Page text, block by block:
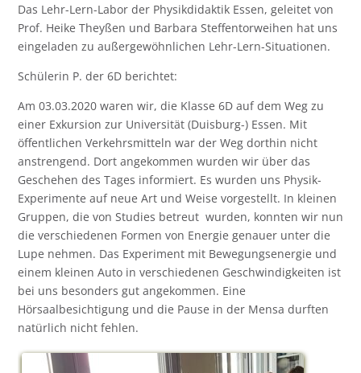
Das Lehr-Lern-Labor der Physikdidaktik Essen, geleitet von
Prof. Heike Theyßen und Barbara Steffentorweihen hat uns
eingeladen zu außergewöhnlichen Lehr-Lern-Situationen.
Schülerin P. der 6D berichtet:
Am 03.03.2020 waren wir, die Klasse 6D auf dem Weg zu
einer Exkursion zur Universität (Duisburg-) Essen. Mit
öffentlichen Verkehrsmitteln war der Weg dorthin nicht
anstrengend. Dort angekommen wurden wir über das
Geschehen des Tages informiert. Es wurden uns Physik-
Experimente auf neue Art und Weise vorgestellt. In kleinen
Gruppen, die von Studies betreut wurden, konnten wir nun
die verschiedenen Formen von Energie genauer unter die
Lupe nehmen. Das Experiment mit Bewegungsenergie und
einem kleinen Auto in verschiedenen Geschwindigkeiten ist
bei uns besonders gut angekommen. Eine
Hörsaalbesichtigung und die Pause in der Mensa durften
natürlich nicht fehlen.